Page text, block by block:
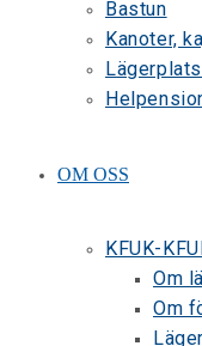
Bastun
Kanoter,
OM OSS
KFUK-
Om
Om